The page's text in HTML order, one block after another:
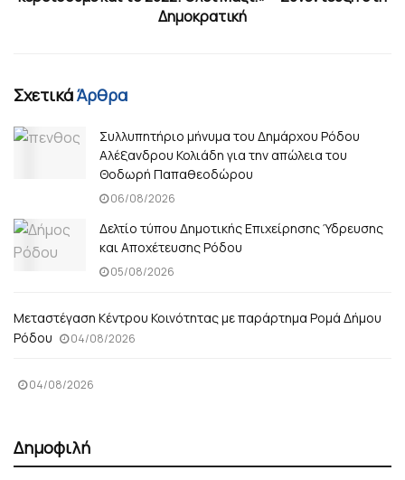
Δημοκρατική
ΣχετικάΆρθρα
Συλλυπητήριο μήνυμα του Δημάρχου Ρόδου
Αλέξανδρου Κολιάδη για την απώλεια του
Θοδωρή Παπαθεοδώρου
06/08/2026
Δελτίο τύπου Δημοτικής Επιχείρησης Ύδρευσης
και Αποχέτευσης Ρόδου
05/08/2026
Μεταστέγαση Κέντρου Κοινότητας με παράρτημα Ρομά Δήμου
Ρόδου
04/08/2026
04/08/2026
Δημοφιλή